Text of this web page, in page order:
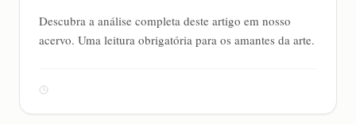
Descubra a análise completa deste artigo em nosso
acervo. Uma leitura obrigatória para os amantes da arte.